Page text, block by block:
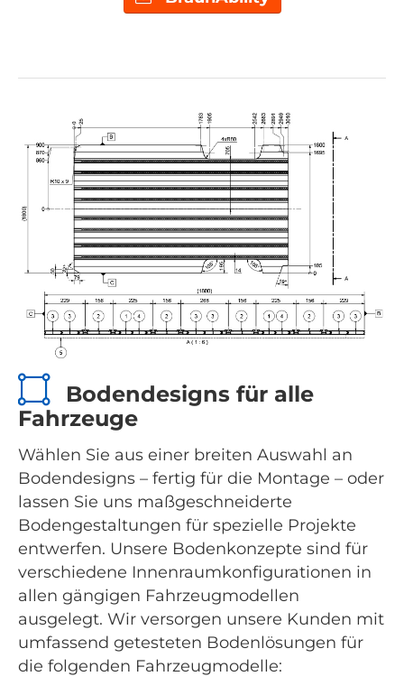
Bodendesigns für alle
Fahrzeuge
Wählen Sie aus einer breiten Auswahl an
Bodendesigns – fertig für die Montage – oder
lassen Sie uns maßgeschneiderte
Bodengestaltungen für spezielle Projekte
entwerfen. Unsere Bodenkonzepte sind für
verschiedene Innenraumkonfigurationen in
allen gängigen Fahrzeugmodellen
ausgelegt. Wir versorgen unsere Kunden mit
umfassend getesteten Bodenlösungen für
die folgenden Fahrzeugmodelle: